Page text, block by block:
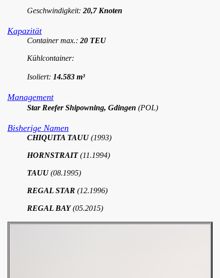
Geschwindigkeit: 20,7 Knoten
Kapazität
Container max.: 20 TEU
Kühlcontainer:
Isoliert: 14.583 m³
Management
Star Reefer Shipowning, Gdingen (POL)
Bisherige Namen
CHIQUITA TAUU(1993)
HORNSTRAIT(11.1994)
TAUU(08.1995)
REGAL STAR (12.1996)
REGAL BAY(05.2015)